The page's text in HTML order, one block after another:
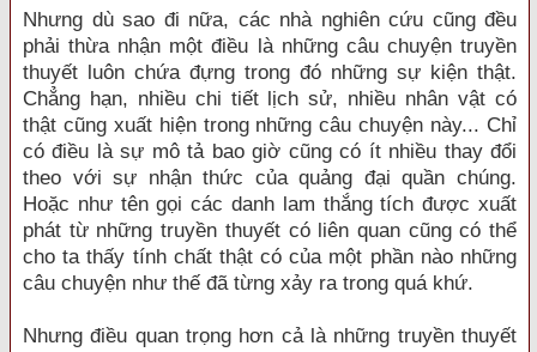
Nhưng dù sao đi nữa, các nhà nghiên cứu cũng đều
phải thừa nhận một điều là những câu chuyện truyền
thuyết luôn chứa đựng trong đó những sự kiện thật.
Chẳng hạn, nhiều chi tiết lịch sử, nhiều nhân vật có
thật cũng xuất hiện trong những câu chuyện này... Chỉ
có điều là sự mô tả bao giờ cũng có ít nhiều thay đổi
theo với sự nhận thức của quảng đại quần chúng.
Hoặc như tên gọi các danh lam thắng tích được xuất
phát từ những truyền thuyết có liên quan cũng có thể
cho ta thấy tính chất thật có của một phần nào những
câu chuyện như thế đã từng xảy ra trong quá khứ.
Nhưng điều quan trọng hơn cả là những truyền thuyết